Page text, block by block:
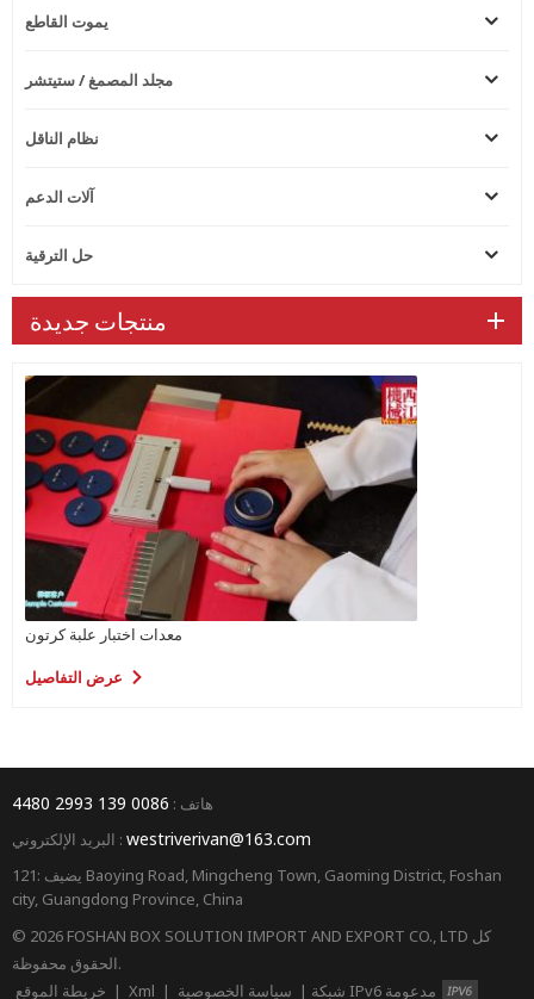
يموت القاطع
مجلد المصمغ / ستيتشر
نظام الناقل
آلات الدعم
حل الترقية
منتجات جديدة
معدات اختبار علبة كرتون
عرض التفاصيل
هاتف : 0086 139 2993 4480
البريد الإلكتروني : westriverivan@163.com
يضيف :121 Baoying Road, Mingcheng Town, Gaoming District, Foshan
city, Guangdong Province, China
© 2026 FOSHAN BOX SOLUTION IMPORT AND EXPORT CO., LTD كل
الحقوق محفوظة.
خريطة الموقع | Xml | سياسة الخصوصية | شبكة IPv6 مدعومة